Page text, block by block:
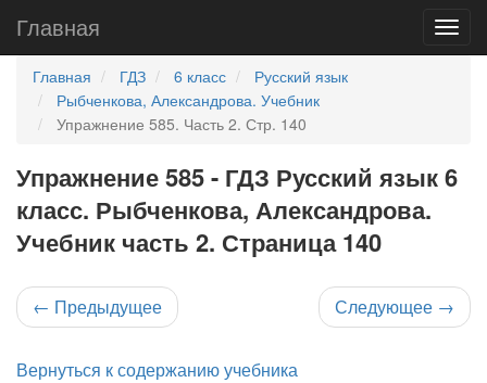
Главная
Главная ГДЗ 6 класс
Русский язык
Рыбченкова, Александрова. Учебник
Упражнение 585. Часть 2. Стр. 140
Упражнение 585 - ГДЗ Русский язык 6
класс. Рыбченкова, Александрова.
Учебник часть 2. Страница 140
← Предыдущее Следующее →
Вернуться к содержанию учебника